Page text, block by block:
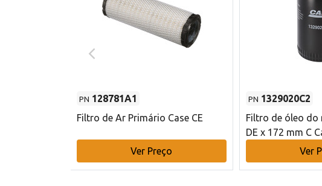
PN 128781A1
Filtro de Ar Primário Case CE
Ver Preço
PN 1329020C2
Filtro de óleo
DE x 172 mm C
Ver